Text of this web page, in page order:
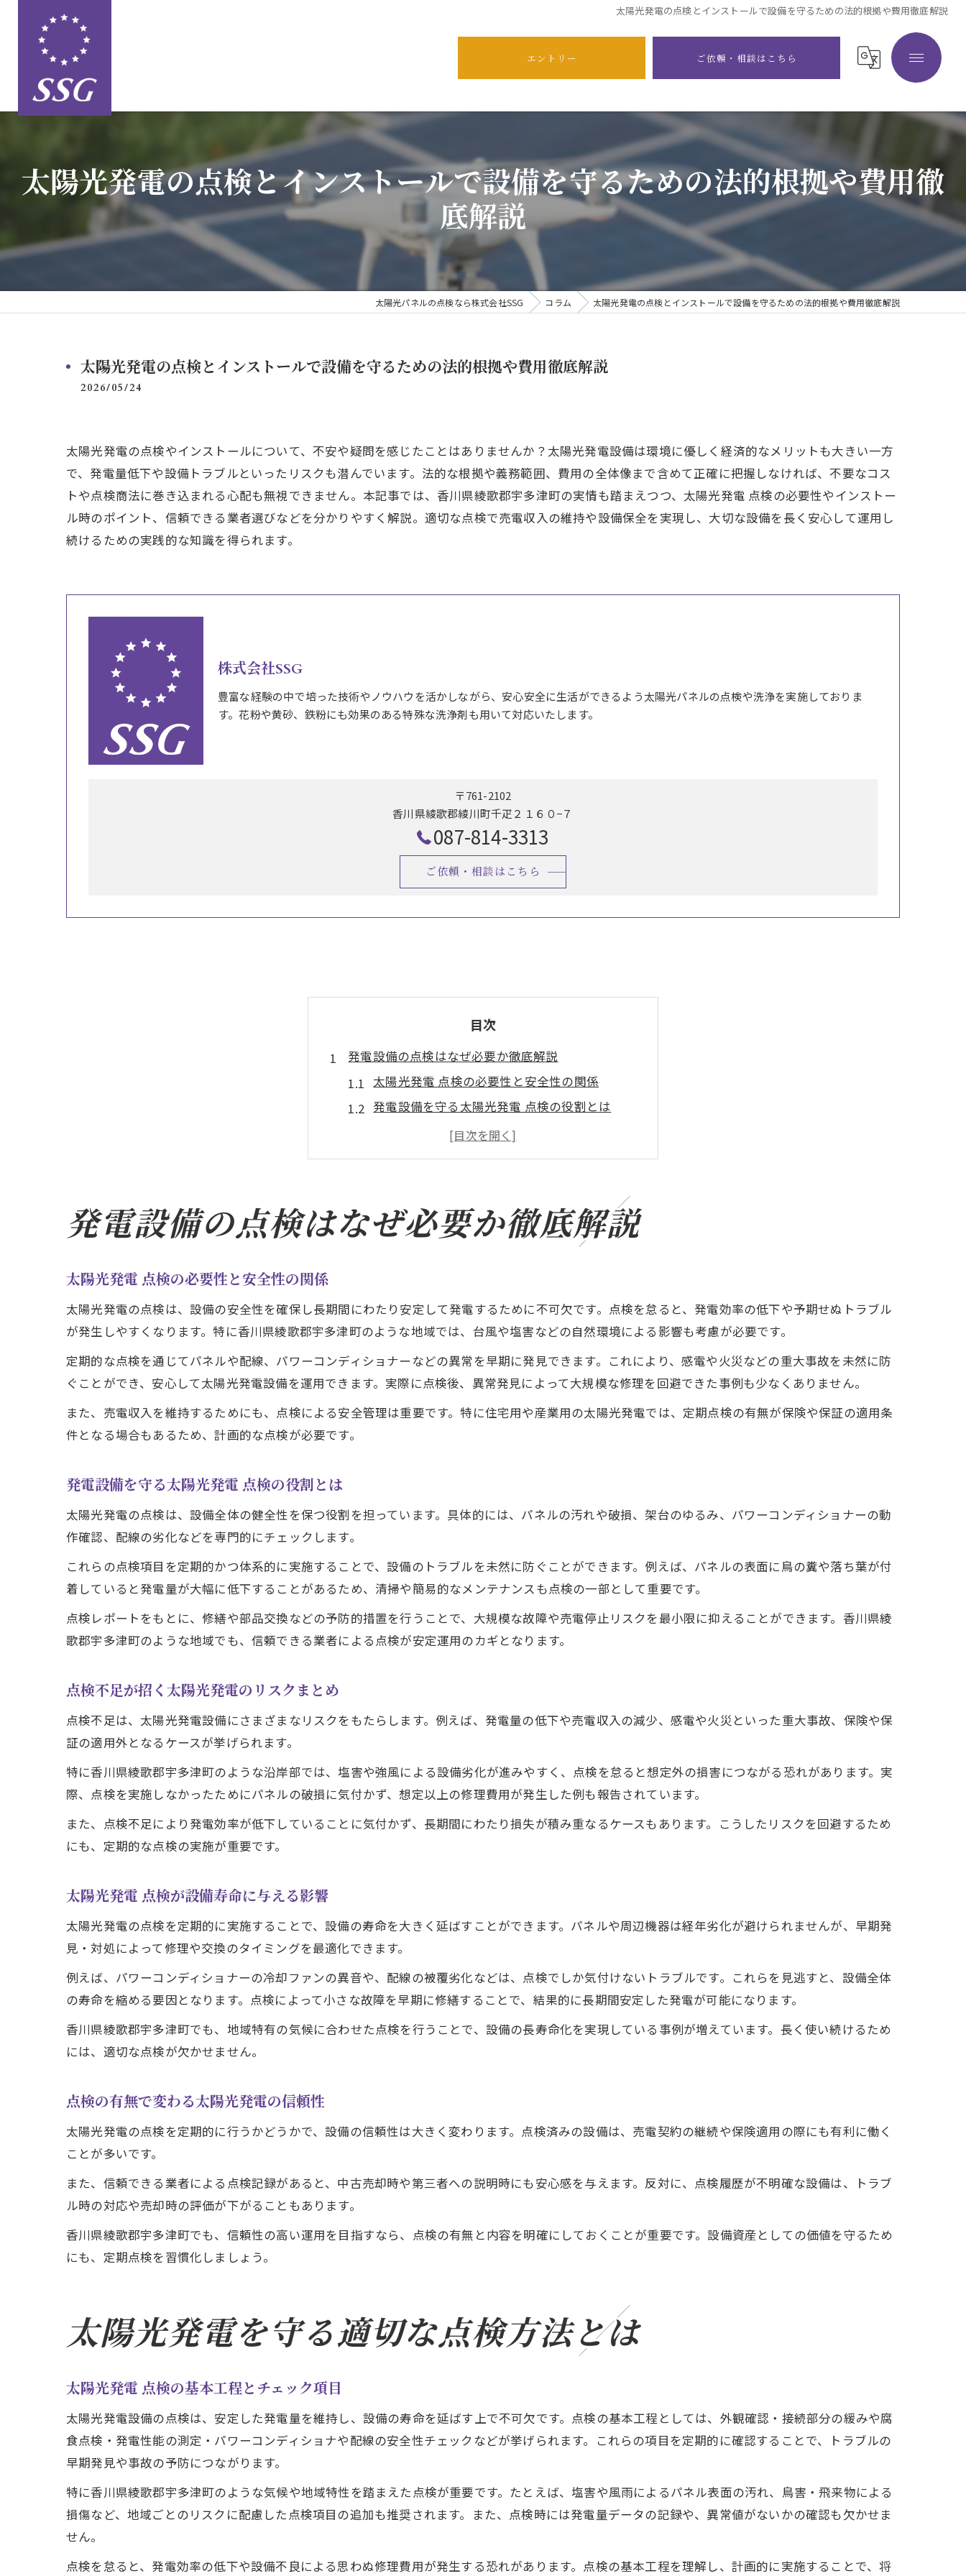
太陽光発電の点検とインストールで設備を守るための法的根拠や費用徹底解説
エントリー ご依頼・相談はこちら
太陽光発電の点検とインストールで設備を守るための法的根拠や費用徹
底解説
太陽光パネルの点検なら株式会社SSG コラム 太陽光発電の点検とインストールで設備を守るための法的根拠や費用徹底解説
太陽光発電の点検とインストールで設備を守るための法的根拠や費用徹底解説
2026/05/24
太陽光発電の点検やインストールについて、不安や疑問を感じたことはありませんか？太陽光発電設備は環境に優しく経済的なメリットも大きい一方
で、発電量低下や設備トラブルといったリスクも潜んでいます。法的な根拠や義務範囲、費用の全体像まで含めて正確に把握しなければ、不要なコス
トや点検商法に巻き込まれる心配も無視できません。本記事では、香川県綾歌郡宇多津町の実情も踏まえつつ、太陽光発電 点検の必要性やインストー
ル時のポイント、信頼できる業者選びなどを分かりやすく解説。適切な点検で売電収入の維持や設備保全を実現し、大切な設備を長く安心して運用し
続けるための実践的な知識を得られます。
株式会社SSG
豊富な経験の中で培った技術やノウハウを活かしながら、安心安全に生活ができるよう太陽光パネルの点検や洗浄を実施しておりま
す。花粉や黄砂、鉄粉にも効果のある特殊な洗浄剤も用いて対応いたします。
〒761-2102
香川県綾歌郡綾川町千疋２１６０−７
087-814-3313
ご依頼・相談はこちら
目次
発電設備の点検はなぜ必要か徹底解説
太陽光発電 点検の必要性と安全性の関係
発電設備を守る太陽光発電 点検の役割とは
点検不足が招く太陽光発電のリスクまとめ
太陽光発電 点検が設備寿命に与える影響
太陽光発電を守る適切な点検方法とは
太陽光発電 点検の基本工程とチェック項目
太陽光発電 点検で見逃しやすい注意点
設備ごとに異なる太陽光発電 点検のコツ
法律上の点検義務と実際の現場事情
太陽光発電 点検義務の法的根拠と実態解説
再エネ特措法に基づく太陽光発電 点検の範囲
設備を長持ちさせる点検費用の考え方
追加料金に注意したい太陽光発電 点検費用
点検費用を抑える太陽光発電の選択術
太陽光発電 点検費用と長期的コスト削減法
信頼できる業者選びと太陽光発電 点検費用
太陽光発電 点検と安心運用に必要な対策
売電収入を守る太陽光発電 点検のコツと実践例
失敗しない太陽光発電 点検のタイミング選び
発電設備の点検はなぜ必要か徹底解説
太陽光発電 点検の必要性と安全性の関係
太陽光発電の点検は、設備の安全性を確保し長期間にわたり安定して発電するために不可欠です。点検を怠ると、発電効率の低下や予期せぬトラブル
が発生しやすくなります。特に香川県綾歌郡宇多津町のような地域では、台風や塩害などの自然環境による影響も考慮が必要です。
定期的な点検を通じてパネルや配線、パワーコンディショナーなどの異常を早期に発見できます。これにより、感電や火災などの重大事故を未然に防
ぐことができ、安心して太陽光発電設備を運用できます。実際に点検後、異常発見によって大規模な修理を回避できた事例も少なくありません。
また、売電収入を維持するためにも、点検による安全管理は重要です。特に住宅用や産業用の太陽光発電では、定期点検の有無が保険や保証の適用条
件となる場合もあるため、計画的な点検が必要です。
発電設備を守る太陽光発電 点検の役割とは
太陽光発電の点検は、設備全体の健全性を保つ役割を担っています。具体的には、パネルの汚れや破損、架台のゆるみ、パワーコンディショナーの動
作確認、配線の劣化などを専門的にチェックします。
これらの点検項目を定期的かつ体系的に実施することで、設備のトラブルを未然に防ぐことができます。例えば、パネルの表面に鳥の糞や落ち葉が付
着していると発電量が大幅に低下することがあるため、清掃や簡易的なメンテナンスも点検の一部として重要です。
点検レポートをもとに、修繕や部品交換などの予防的措置を行うことで、大規模な故障や売電停止リスクを最小限に抑えることができます。香川県綾
歌郡宇多津町のような地域でも、信頼できる業者による点検が安定運用のカギとなります。
点検不足が招く太陽光発電のリスクまとめ
点検不足は、太陽光発電設備にさまざまなリスクをもたらします。例えば、発電量の低下や売電収入の減少、感電や火災といった重大事故、保険や保
証の適用外となるケースが挙げられます。
特に香川県綾歌郡宇多津町のような沿岸部では、塩害や強風による設備劣化が進みやすく、点検を怠ると想定外の損害につながる恐れがあります。実
際、点検を実施しなかったためにパネルの破損に気付かず、想定以上の修理費用が発生した例も報告されています。
また、点検不足により発電効率が低下していることに気付かず、長期間にわたり損失が積み重なるケースもあります。こうしたリスクを回避するため
にも、定期的な点検の実施が重要です。
太陽光発電 点検が設備寿命に与える影響
太陽光発電の点検を定期的に実施することで、設備の寿命を大きく延ばすことができます。パネルや周辺機器は経年劣化が避けられませんが、早期発
見・対処によって修理や交換のタイミングを最適化できます。
例えば、パワーコンディショナーの冷却ファンの異音や、配線の被覆劣化などは、点検でしか気付けないトラブルです。これらを見逃すと、設備全体
の寿命を縮める要因となります。点検によって小さな故障を早期に修繕することで、結果的に長期間安定した発電が可能になります。
香川県綾歌郡宇多津町でも、地域特有の気候に合わせた点検を行うことで、設備の長寿命化を実現している事例が増えています。長く使い続けるため
には、適切な点検が欠かせません。
点検の有無で変わる太陽光発電の信頼性
太陽光発電の点検を定期的に行うかどうかで、設備の信頼性は大きく変わります。点検済みの設備は、売電契約の継続や保険適用の際にも有利に働く
ことが多いです。
また、信頼できる業者による点検記録があると、中古売却時や第三者への説明時にも安心感を与えます。反対に、点検履歴が不明確な設備は、トラブ
ル時の対応や売却時の評価が下がることもあります。
香川県綾歌郡宇多津町でも、信頼性の高い運用を目指すなら、点検の有無と内容を明確にしておくことが重要です。設備資産としての価値を守るため
にも、定期点検を習慣化しましょう。
太陽光発電を守る適切な点検方法とは
太陽光発電 点検の基本工程とチェック項目
太陽光発電設備の点検は、安定した発電量を維持し、設備の寿命を延ばす上で不可欠です。点検の基本工程としては、外観確認・接続部分の緩みや腐
食点検・発電性能の測定・パワーコンディショナや配線の安全性チェックなどが挙げられます。これらの項目を定期的に確認することで、トラブルの
早期発見や事故の予防につながります。
特に香川県綾歌郡宇多津町のような気候や地域特性を踏まえた点検が重要です。たとえば、塩害や風雨によるパネル表面の汚れ、鳥害・飛来物による
損傷など、地域ごとのリスクに配慮した点検項目の追加も推奨されます。また、点検時には発電量データの記録や、異常値がないかの確認も欠かせま
せん。
点検を怠ると、発電効率の低下や設備不良による思わぬ修理費用が発生する恐れがあります。点検の基本工程を理解し、計画的に実施することで、将